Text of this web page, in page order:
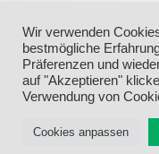
Wir verwenden
bestmögliche
Präferenzen und
auf "Akzeptieren"
Verwendung von
Cookies anpassen